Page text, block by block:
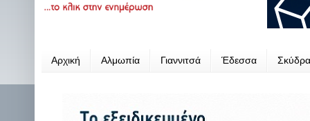
Αρχική Αλμωπία Γιαννιτσά Έδεσσα Σκύδρα